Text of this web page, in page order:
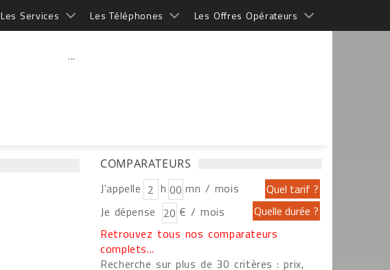
Les Services Les Téléphones Les Offres Opérateurs
...
COMPARATEURS
J'appelle h
mn / mois
Je dépense
€ / mois
Retrouvez tous nos comparateurs
complets...
Recherche sur plus de 30 critères : prix,